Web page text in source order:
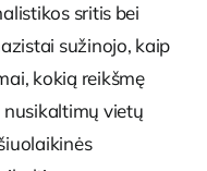
sritis bei
sužinojo, kaip
kokią reikšmę
vietų